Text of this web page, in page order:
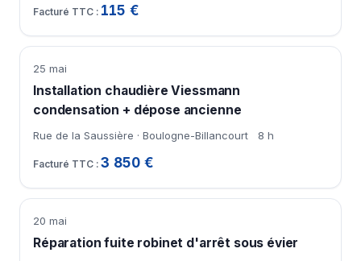
115 €
25 mai
Installation chaudière Viessmann
condensation + dépose ancienne
Rue de la Saussière · Boulogne-Billancourt 8 h
3 850 €
20 mai
Réparation fuite robinet d'arrêt sous évier